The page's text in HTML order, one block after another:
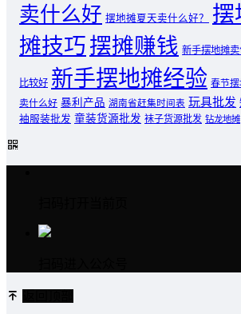
卖什么好 摆地摊夏天卖什么好？
摆
摊技巧摆摊赚钱 新手摆地摊卖
比较好 新手摆地摊经验 春节
卖什么好 暴利产品 湖南省赶集时间表 玩具批发
袖服装批发 童装货源批发 袜子货源批发 钻龙地摊